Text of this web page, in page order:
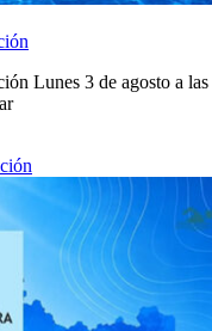
Lunes 3 de agosto a las